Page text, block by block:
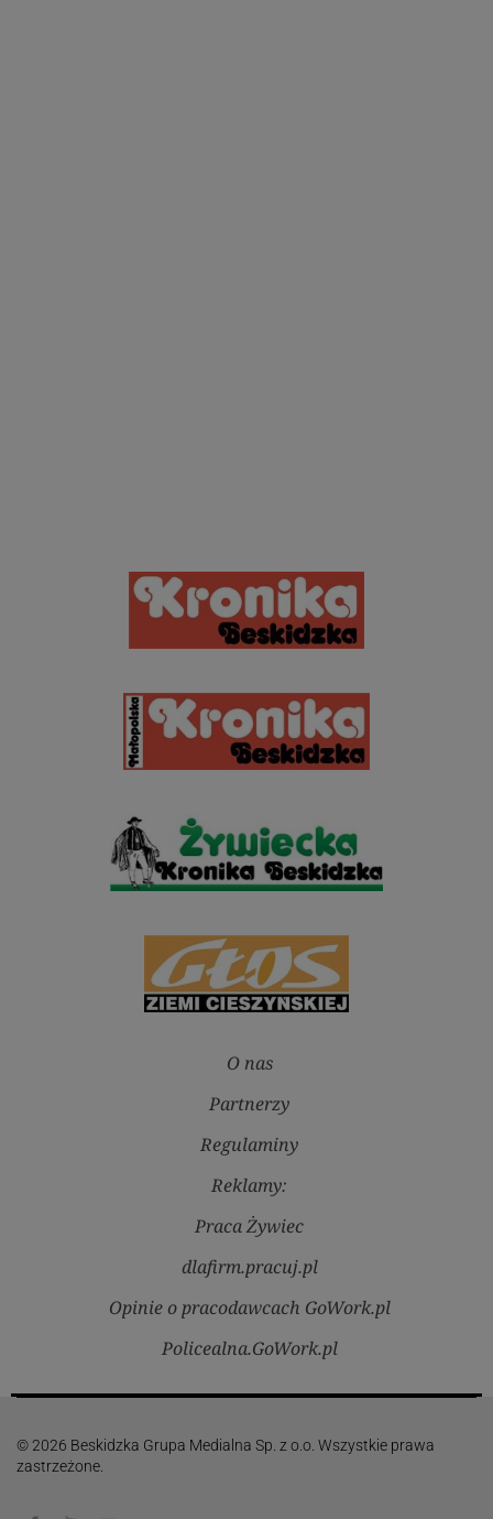
O nas
Partnerzy
Regulaminy
Reklamy:
Praca Żywiec
dlafirm.pracuj.pl
Opinie o pracodawcach GoWork.pl
Policealna.GoWork.pl
© 2026 Beskidzka Grupa Medialna Sp. z o.o. Wszystkie prawa
zastrzeżone.